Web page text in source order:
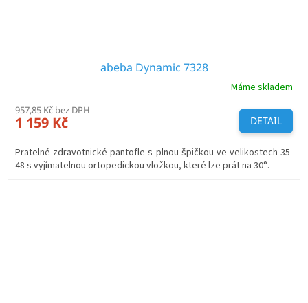
abeba Dynamic 7328
Máme skladem
957,85 Kč bez DPH
1 159 Kč DETAIL
Pratelné zdravotnické pantofle s plnou špičkou ve velikostech 35-
48 s vyjímatelnou ortopedickou vložkou, které lze prát na 30°.